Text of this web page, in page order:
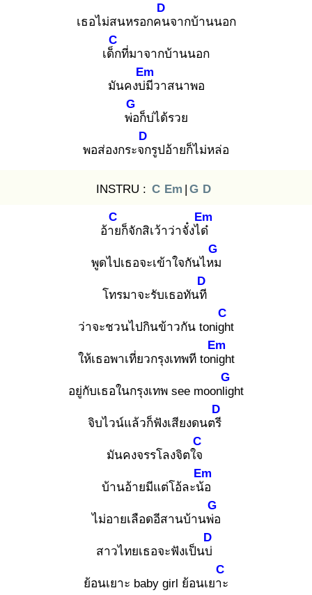
เธอไม่สนหรอกคน
D
จากบ้านนอก
เด็ก
C
ที่มาจากบ้านนอก
มันคงบ่มี
Em
วาสนาพอ
พ่อ
G
ก็บ่ได้รวย
พอส่องกระจก
D
รูปอ้ายก็ไม่หล่อ
INSTRU : C Em | G D
อ้าย
C
ก็จักสิเว้าว่าจั๋งได๋
Em
พูดไปเธอจะเข้าใจกันไหม
G
โทรมาจะรับเธอทันที
D
ว่าจะชวนไปกินข้าวกัน tonigh
C
t
ให้เธอพาเที่ยวกรุงเทพที tonig
Em
ht
อยู่กับเธอในกรุงเทพ see moonlig
G
ht
จิบไวน์แล้วก็ฟังเสียงดนตรี
D
มันคงจรรโลงจิตใจ
C
บ้านอ้ายมีแต่โอ้ละน้อ
Em
ไม่อายเลือดอีสานบ้านพ่อ
G
สาวไทยเธอจะฟังเป็นบ่
D
ย้อนเยาะ baby girl ย้อนเยาะ
C